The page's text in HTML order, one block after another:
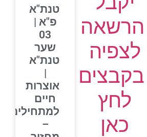
הרשאה
לצפיה
בקבצים
לחץ
כאן
טנת"א
פ"א |
03
שער
טנת"א
אוצרות
חיים
למתחילים